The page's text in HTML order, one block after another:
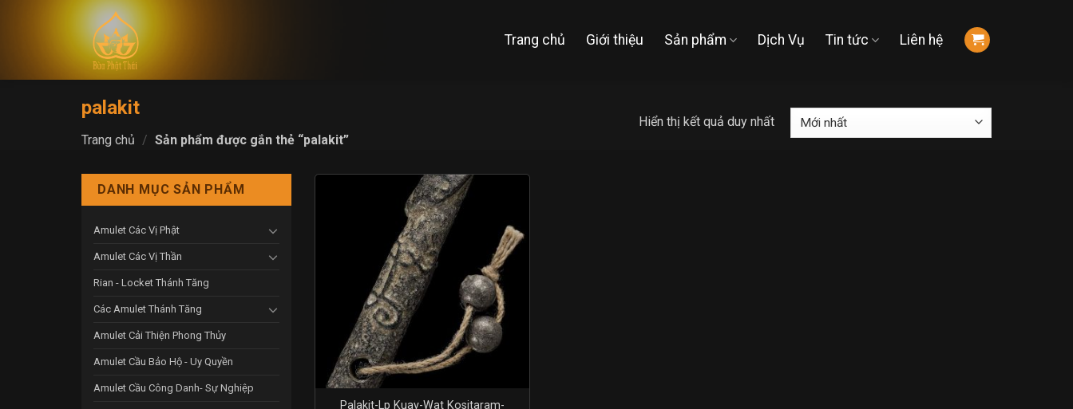
Trang chủ Giới thiệu Sản phẩm Dịch Vụ Tin tức Liên hệ
palakit
Trang chủ / Sản phẩm được gắn thẻ “palakit”
Hiển thị kết quả duy nhất
DANH MỤC SẢN PHẨM
Amulet Các Vị Phật
Amulet Các Vị Thần
Rian - Locket Thánh Tăng
Các Amulet Thánh Tăng
Amulet Cải Thiện Phong Thủy
Amulet Cầu Bảo Hộ - Uy Quyền
Amulet Cầu Công Danh- Sự Nghiệp
Palakit-Lp Kuay-Wat Kositaram-